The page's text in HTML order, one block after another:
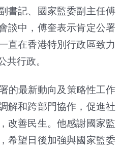
書記、國家監委副主任傅
談中，傅奎表示肯定公署
直在香港特別行政區致力
共行政。
的最新動向及策略性工作
解和跨部門協作，促進社
改善民生。他感謝國家監
希望日後加強與國家監委